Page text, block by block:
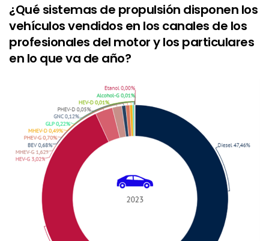
¿Qué sistemas de propulsión disponen los
vehículos vendidos en los canales de los
profesionales del motor y los particulares
en lo que va de año?